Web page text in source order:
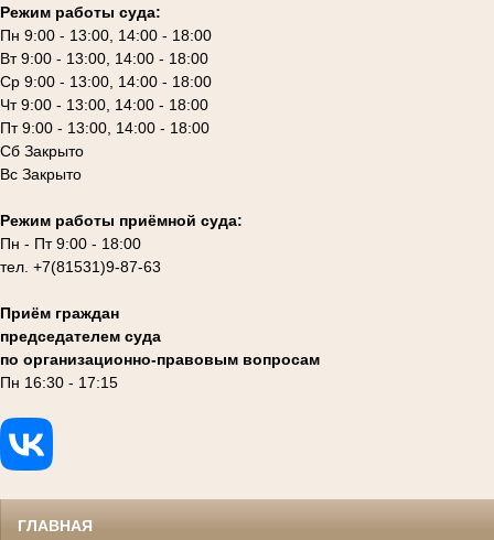
Режим работы суда:
Пн 9:00 - 13:00, 14:00 - 18:00
Вт 9:00 - 13:00, 14:00 - 18:00
Ср 9:00 - 13:00, 14:00 - 18:00
Чт 9:00 - 13:00, 14:00 - 18:00
Пт 9:00 - 13:00, 14:00 - 18:00
Сб Закрыто
Вс Закрыто
Режим работы приёмной суда:
Пн - Пт 9:00 - 18:00
тел. +7(81531)9-87-63
Приём граждан
председателем суда
по организационно-правовым вопросам
Пн 16:30 - 17:15
ГЛАВНАЯ